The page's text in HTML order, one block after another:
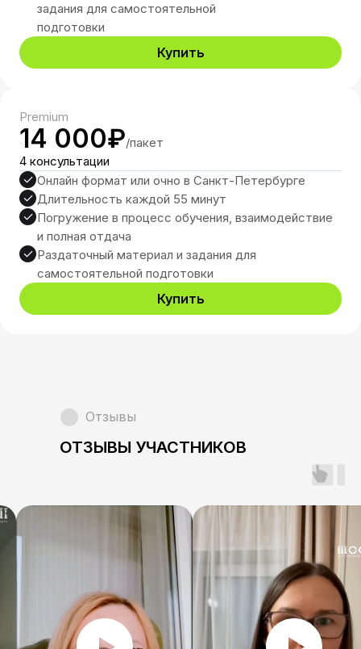
задания для самостоятельной
подготовки
Купить
Premium
14 000₽/пакет
4 консультации
Онлайн формат или очно в Санкт-Петербурге
Длительность каждой 55 минут
Погружение в процесс обучения, взаимодействие
и полная отдача
Раздаточный материал и задания для
самостоятельной подготовки
Купить
Отзывы
ОТЗЫВЫ УЧАСТНИКОВ
Политика конфиденциальности
Публичный договор-оферта
Время работы: Пн-Пт:
15:00-22:00, Сб: 9:00-18:00
info@sho-ok.ru
*Компания Meta, владеющая социальными
сетями Facebook и Instagram, признана
экстремистской организацией, ее
деятельность на территории России
запрещена